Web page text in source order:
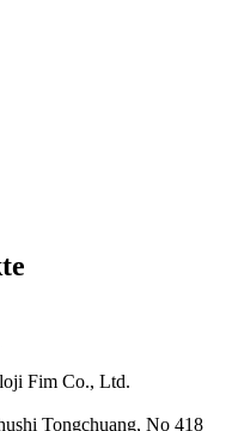
Fim Co., Ltd.
Tongchuang, No 418